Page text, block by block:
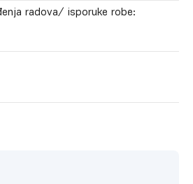
radova/ isporuke robe: